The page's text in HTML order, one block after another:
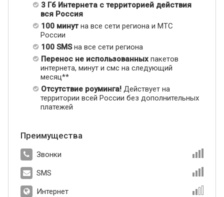
3 Гб Интернета с территорией действия
вся Россия
100 минут на все сети региона и МТС
России
100 SMSна все сети региона
Перенос не использованных пакетов
интернета, минут и смс на следующий
месяц**
Отсутствие роуминга! Действует на
территории всей России без дополнительных
платежей
Преимущества
Звонки
SMS
Интернет